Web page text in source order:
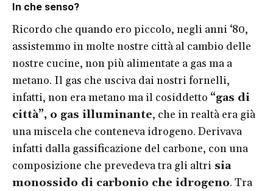
In che senso?
Ricordo che quando ero piccolo, negli anni ‘80,
assistemmo in molte nostre città al cambio delle
nostre cucine, non più alimentate a gas ma a
metano. Il gas che usciva dai nostri fornelli,
infatti, non era metano ma il cosiddetto “gas di
città”, o gas illuminante, che in realtà era già
una miscela che conteneva idrogeno. Derivava
infatti dalla gassificazione del carbone, con una
composizione che prevedeva tra gli altri sia
monossido di carbonio che idrogeno. Tra